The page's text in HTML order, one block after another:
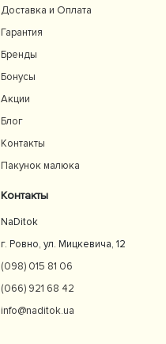
Доставка и Оплата
Гарантия
Бренды
Бонусы
Акции
Блог
Контакты
Пакунок малюка
Контакты
NaDitok
г. Ровно, ул. Мицкевича, 12
(098) 015 81 06
(066) 921 68 42
info@naditok.ua